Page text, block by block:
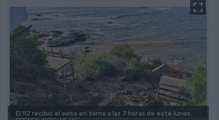
El 112 recibió el aviso en torno a las 7 horas de este lunes.